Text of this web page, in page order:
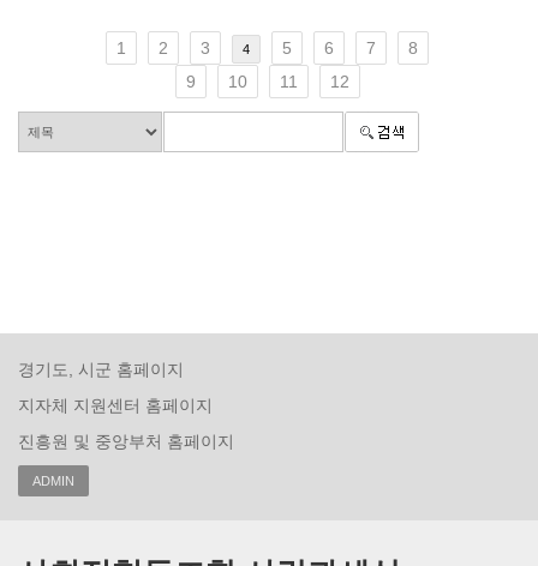
1 2 3 4 5 6 7
8
9
10 11 12
경기도, 시군 홈페이지
지자체 지원센터 홈페이지
진흥원 및 중앙부처 홈페이지
ADMIN